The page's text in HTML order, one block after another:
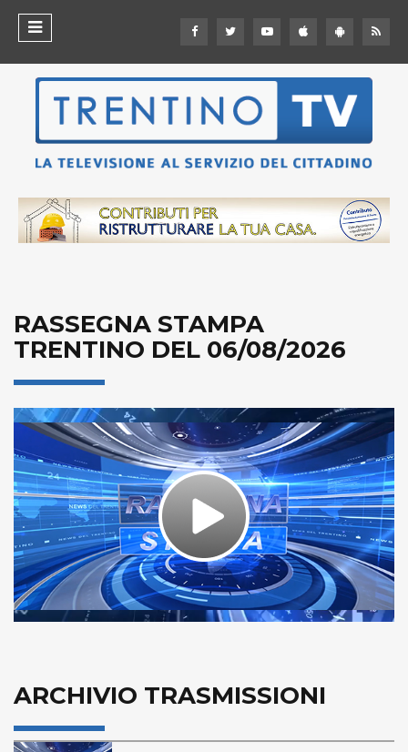
RASSEGNA STAMPA
TRENTINO DEL 06/08/2026
Play
Video
ARCHIVIO TRASMISSIONI